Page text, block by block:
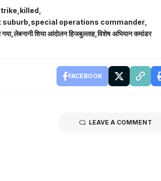
killed
suburb special operations commander
गया लेबनानी शिया आंदोलन हिजबुल्लाह विशेष अभियान कमांडर
FACEBOOK
LEAVE A COMMENT